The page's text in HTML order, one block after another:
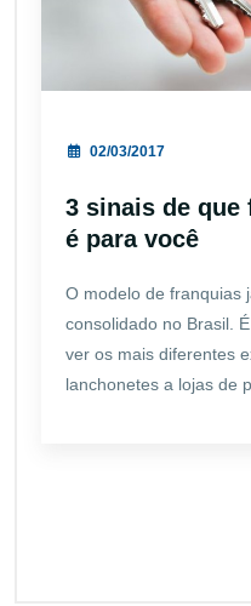
02/03/2017
3 sinais de
é para você
O modelo de franquias
consolidado no Brasil.
ver os mais diferentes
lanchonetes a lojas de